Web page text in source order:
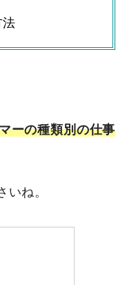
法
ーの種類別の仕事
ね。